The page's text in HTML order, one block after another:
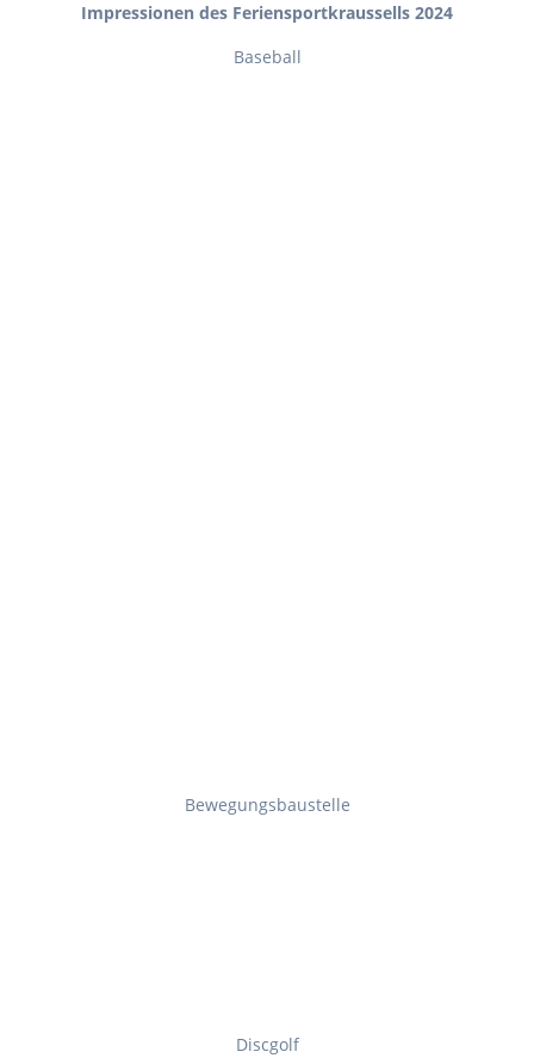
Impressionen des Feriensportkraussells 2024
Baseball
Bewegungsbaustelle
Discgolf